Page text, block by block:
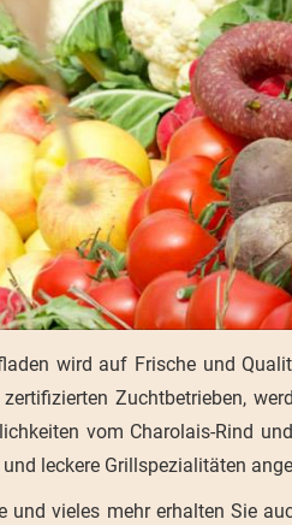
wird auf Frische und
Zuchtbetrieben,
vom Charolais-Rind
leckere Grillspezialitäten
und vieles mehr erhalten Sie